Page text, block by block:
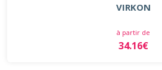
VIRKON
à partir de
34.16€